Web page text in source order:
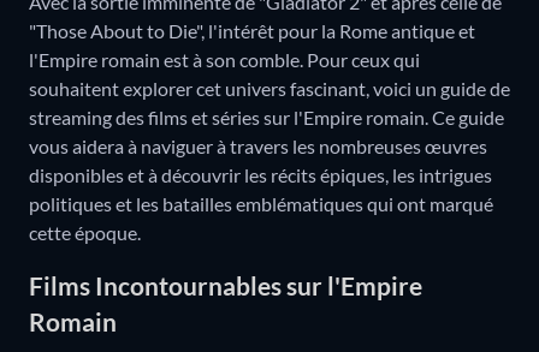
"Those About to Die", l'intérêt pour la Rome antique et
l'Empire romain est à son comble. Pour ceux qui
souhaitent explorer cet univers fascinant, voici un guide de
streaming des films et séries sur l'Empire romain. Ce guide
vous aidera à naviguer à travers les nombreuses œuvres
disponibles et à découvrir les récits épiques, les intrigues
politiques et les batailles emblématiques qui ont marqué
cette époque.
Films Incontournables sur l'Empire
Romain